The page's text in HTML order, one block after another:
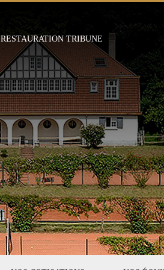
RESTAURATION TRIBUNE